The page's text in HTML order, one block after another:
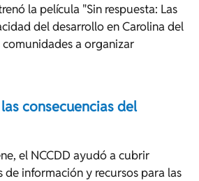
la película "Sin respuesta: Las
del desarrollo en Carolina del
a organizar
consecuencias del
el NCCDD ayudó a cubrir
información y recursos para las